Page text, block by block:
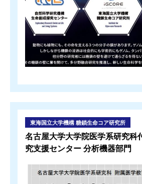
東海国立大学機構 糖鎖生命コア研究所
名古屋大学大学院医学系研究科
究支援センター 分析機器部門